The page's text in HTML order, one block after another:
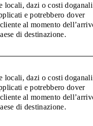
locali, dazi o costi doganali
e potrebbero dover
al momento
di destinazione.
locali, dazi o costi doganali
e potrebbero dover
al momento
di destinazione.